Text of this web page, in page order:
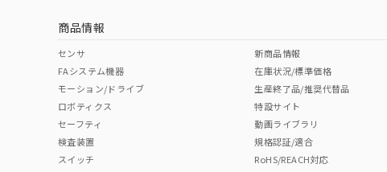
中国 RoHS表
Pb Hg Cr(VI)
商品情報
センサ
FAシステム機器
モーション/ドライブ
ロボティクス
セーフティ
検査装置
スイッチ
新商品情報
在庫状況/標準価格
生産終了品/推奨代替品
特設サイト
動画ライブラリ
規格認証/適合
RoHS/REACH対応